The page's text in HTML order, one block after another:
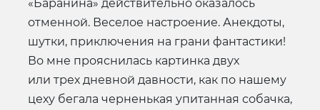
«Баранина» действительно оказалось
отменной. Веселое настроение. Анекдоты,
шутки, приключения на грани фантастики!
Во мне прояснилась картинка двух
или трех дневной давности, как по нашему
цеху бегала черненькая упитанная собачка,